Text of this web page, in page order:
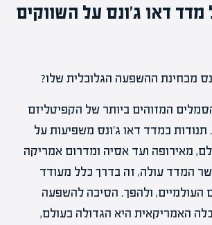
דאו ג'ונס על השווקים
מבחינת ההשפעה הגלובלית שלו?
המזוהים ביותר של הקפיטליזם
תנודות במדד דאו ג'ונס משפיעות על
מאירופה ועד אסיה ומדרום אמריקה
המדד עולה, זה בדרך כלל מעודד
העולמיים, ולהפך. הסיבה להשפעה
האמריקאית היא הגדולה בעולם,